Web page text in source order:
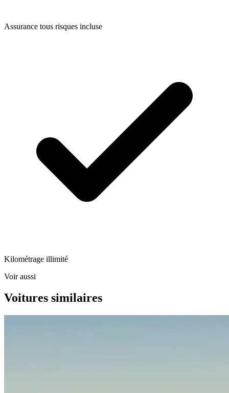
Assurance tous risques incluse
Kilométrage illimité
Voir aussi
Voitures similaires